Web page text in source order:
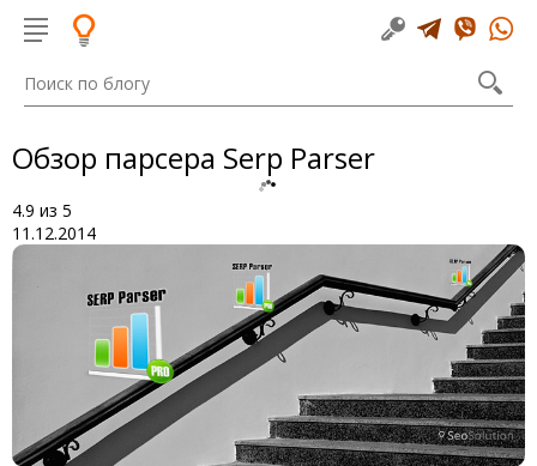
Обзор парсера Serp Parser
4.9 из 5
11.12.2014